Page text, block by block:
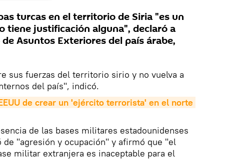
turcas en el territorio de Siria "es un
tiene justificación alguna", declaró a
Asuntos Exteriores del país árabe,
sus fuerzas del territorio sirio y no vuelva a
del país", indicó.
de crear un 'ejército terrorista' en el norte
de las bases militares estadounidenses
de "agresión y ocupación" y afirmó que "el
militar extranjera es inaceptable para el